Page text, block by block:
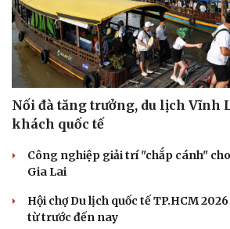
Nối đà tăng trưởng, du lịch Vĩnh
khách quốc tế
Công nghiệp giải trí "chắp cánh"
Gia Lai
Hội chợ Du lịch quốc tế TP.HCM
từ trước đến nay